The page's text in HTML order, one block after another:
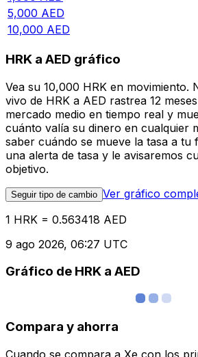
5,000 AED
10,000 AED
HRK a AED gráfico
Vea su 10,000 HRK en movimiento.
vivo de HRK a AED rastrea 12
mercado medio en tiempo real y
cuánto valía su dinero en cualquier
saber cuándo se mueve la tasa a tu
una alerta de tasa y le avisaremos
objetivo.
Seguir tipo de cambio Ver gráfico
1 HRK = 0.563418 AED
9 ago 2026, 06:27 UTC
Gráfico de HRK a AED
Compara y ahorra
Cuando se compara a Xe con los